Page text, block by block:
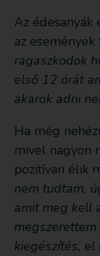
Az
az
ragaszkodok
első 12 órát
akarok adni
Ha még
mivel nagyon
pozitívan élik
nem tudtam,
amit meg kell
kiegészítés,